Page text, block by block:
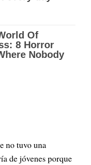
no tuvo una
de jóvenes porque